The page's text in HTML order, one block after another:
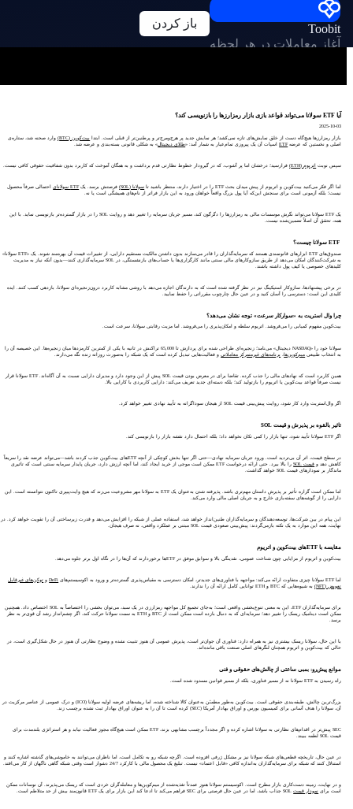
Toobit
آغاز معاملات در هر لحظه
باز کردن
آیا ETF سولانا می‌تواند قواعد بازی بازار رمزارزها را بازنویسی کند؟
2025-10-03
بازار رمزارزها هیچ‌گاه دست از خلق نمایش‌های تازه نمی‌کشد؛ هر نمایش جدید پر هرج‌ومرج‌تر و پرطنین‌تر از قبلی است. ابتدا بیت‌کوین (BTC)
وارد صحنه شد، ستاره‌ی
اصلی و نخستین که عرضهETFاسپات آن یک پیروزی تمام‌عیار به شمار آمد: «طلای دیجیتال » به شکلی قانونی بسته‌بندی و عرضه شد.
سپس نوبت اتریوم (ETH) فرارسید؛ درخشان اما پر آشوب، که در گیرودار خطوط نظارتی قدم برداشت و به همگان آموخت که کاربرد بدون شفافیت حقوقی کافی نیست.
اما اگر فکر می‌کنید بیت‌کوین و اتریوم از پیش میدان بحث ETF را در اختیار دارند، منتظر باشید تا سولانا (SOL) فرصتش برسد. یکETF سولانای
احتمالی صرفاً محصول
نیست؛ بلکه آزمونی است برای سنجش این‌که آیا پول بزرگ واقعاً خواهان ورود به این بازار فراتر از نام‌های همیشگی است یا نه.
یک ETF سولانا می‌تواند نگرش موسسات مالی به رمزارزها را دگرگون کند، مسیر جریان سرمایه را تغییر دهد و روایت SOL را در بازار گسترده‌تر بازنویسی نماید. با این
همه، تحقق آن اصلاً تضمین‌شده نیست.
صندوق‌های ETF ابزارهای قانونمندی هستند که سرمایه‌گذاران را قادر می‌سازند بدون داشتن مالکیت مستقیم دارایی، از تغییرات قیمت آن بهره‌مند شوند. یک «ETF سولانا»
به شرکت‌کنندگان امکان می‌دهد از طریق سازوکارهای مالی سنتی مانند کارگزاری‌ها یا حساب‌های بازنشستگی، در SOL سرمایه‌گذاری کنند—بدون آنکه نیاز به مدیریت
کلیدهای خصوصی یا کیف پول داشته باشند.
در برخی پیشنهادها، سازوکار استیکینگ نیز در نظر گرفته شده است که به دارندگان اجازه می‌دهد با روشی مشابه کاربرد درون‌زنجیره‌ای سولانا، بازدهی کسب کنند. ایده
کلیدی این است: دسترسی را آسان کنید و در عین حال چارچوب مقرراتی را حفظ نمایید.
چرا وال استریت به «سوارکار سرعت» توجه نشان می‌دهد؟
بیت‌کوین مفهوم کمیابی را می‌فروشد. اتریوم سلطه و امکان‌پذیری را می‌فروشد. اما مزیت رقابتی سولانا، سرعت است.
سولانا خود را «NASDAQ دیجیتال» می‌نامد؛ زنجیره‌ای طراحی شده برای پردازش تا 65,000 تراکنش در ثانیه با یکی از کمترین کارمزدها میان زنجیره‌ها. این خصیصه آن را
به انتخاب طبیعی میم‌کوین‌ها، برنامه‌های غیرمتمرکز معاملاتی و فعالیت‌هایی تبدیل کرده است که یک شبکه را به‌صورت روزانه زنده نگه می‌دارند.
همین کاربرد است که نهادهای مالی را جذب کرده. تقاضا برای در معرض بودن قیمت SOL پیش از این وجود دارد و مدیران دارایی نسبت به آن آگاه‌اند. ETF سولانا قرار
نیست صرفاً قواعد بیت‌کوین یا اتریوم را بازتولید کند؛ بلکه دسته‌ای جدید تعریف می‌کند: دارایی کاربردی با کارایی بالا.
اگر وال‌استریت وارد کار شود، روایت پیش‌بینی قیمت SOL از هیجان سوداگرانه به تأیید نهادی تغییر خواهد کرد.
تاثیر بالقوه بر پذیرش و قیمت SOL
اگر ETF سولانا تأیید شود، تنها بازار را کمی تکان نخواهد داد؛ بلکه احتمال دارد نقشه بازار را بازنویسی کند.
در سطح قیمت، اثر آن بی‌تردید است. ورود جریان سرمایه نهادی—حتی اگر تنها بخش کوچکی از آنچه ETFهای بیت‌کوین جذب کردند باشد—می‌تواند عرضه نقد را سریعاً
کاهش دهد و قیمت SOL
را بالا ببرد. حتی ارائه درخواست ETF ممکن است موجی از خرید ایجاد کند، اما آنچه ارزش دارد، جریان پایدار سرمایه سنتی است که تاثیری
ماندگار بر نمودارهای قیمت SOL خواهد گذاشت.
اما ممکن است گزاره تأثیر بر پذیرش داستان مهم‌تری باشد. پذیرفته شدن به‌عنوان یک ETF به سولانا مهر مشروعیت می‌زند که هیچ وایت‌پیپری تاکنون نتوانسته است. این
دارایی را از گوشه‌های سفته‌بازی خارج و به جریان اصلی مالی وارد می‌کند.
این پیام در بین شرکت‌ها، توسعه‌دهندگان و سرمایه‌گذاران طنین‌انداز خواهد شد، استفاده عملی از شبکه را افزایش می‌دهد و قدرت زیرساختی آن را تقویت خواهد کرد. در
نهایت، همه‌ این موارد به یک نکته بازمی‌گردند: پیش‌بینی صعودی قیمت SOL مبتنی بر عملکرد واقعی، نه صرف هیجان.
مقایسه با ETFهای بیت‌کوین و اتریوم
بیت‌کوین و اتریوم از مزایایی چون شناخت عمومی، نقدینگی بالا و سوابق موفق در ETFها برخوردارند که آن‌ها را در نگاه اول برتر جلوه می‌دهد.
اما ETF سولانا چیزی متفاوت ارائه می‌کند: مواجهه با فناوری‌های جدیدتر، امکان دسترسی به مقیاس‌پذیری گسترده‌تر و ورود به اکوسیستم‌های DeFiو توکن‌های غیرقابل
تعویض (NFT)
به شیوه‌هایی که BTC و ETH توانایی کامل ارائه آن را ندارند.
برای سرمایه‌گذاران ETF، این به معنی تنوع‌بخشی واقعی است؛ به‌جای تجمیع کل مواجهه رمزارزی در یک سبد، می‌توان بخشی را اختصاصاً به SOL اختصاص داد. همچنین
ممکن است دینامیک ریسک را تغییر دهد؛ سرمایه‌ای که به دنبال بازده است ممکن است از BTC و ETH به سمت سولانا حرکت کند، اگر چشم‌انداز رشد آن قوی‌تر به نظر
برسد.
با این حال، سولانا ریسک بیشتری نیز به همراه دارد: فناوری آن جوان‌تر است، پذیرش عمومی آن هنوز تثبیت نشده و وضوح نظارتی آن هنوز در حال شکل‌گیری است، در
حالی که بیت‌کوین و اتریوم همچنان لنگرهای اصلی صنعت باقی مانده‌اند.
موانع پیش‌رو: بمبی ساعتی از چالش‌های حقوقی و فنی
راه رسیدن به ETF سولانا نه از مسیر فناوری، بلکه از مسیر قوانین مسدود شده است.
بزرگ‌ترین چالش، طبقه‌بندی حقوقی است. بیت‌کوین به‌طور مطمئن به‌عنوان کالا شناخته شده، اما ریشه‌های عرضه اولیه سولانا (ICO) و درک عمومی از عناصر مرکزیت در
آن، سولانا را هدف آسانی برای کمیسیون بورس و اوراق بهادار آمریکا (SEC) کرده است تا آن را به عنوان اوراق بهادار ثبت نشده برچسب زند.
SEC پیش‌تر در اقدام‌های نظارتی به سولانا اشاره کرده و اگر مجدداً برچسب مشابهی بزند، ETF ممکن است هیچ‌گاه مجوز فعالیت نیابد و هر استراتژی بلندمدت برای
قیمت SOL لطمه ببیند.
در عین حال، تاریخچه قطعی‌های شبکه سولانا نیز بر مشکل ژرفی افزوده است. اگرچه شبکه رو به تکامل است، اما ناظران می‌توانند به خاموشی‌های گذشته اشاره کنند و
استدلال کنند که شبکه برای سرمایه‌گذاران به‌اندازه کافی «قابل اعتماد» نیست. تبلیغ یک محصول مالی با کارکرد 24/7 دشوار است وقتی شبکه گاهی ناگهان از کار می‌افتد.
و در نهایت، زمینه دست‌کاری بازار مطرح است. اکوسیستم سولانا هنوز عمدتاً تغذیه‌شده از میم‌کوین‌ها و معامله‌گران خردی است که ریسک می‌پذیرند. آن نوسانات ممکن
است برای نمودار قیمتSOL جذاب باشد، اما در عین حال فرصتی برای SEC فراهم می‌کند تا ادعا کند این بازار برای یک ETF قانون‌مند بیش از حد متلاطم است.